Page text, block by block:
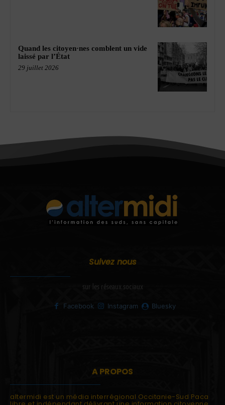
Quand les citoyen·nes comblent un vide
laissé par l’État
29 juillet 2026
Suivez nous
sur les réseaux sociaux
Facebook Instagram Bluesky
A PROPOS
altermidi est un média interrégional Occitanie-Sud Paca